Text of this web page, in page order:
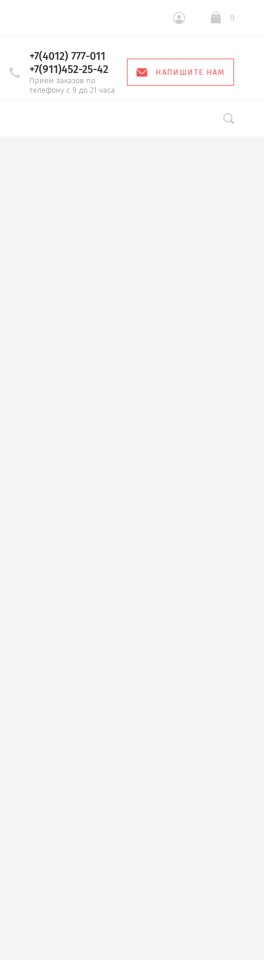
0
+7(4012) 777-011
+7(911)452-25-42
Прием заказов по
телефону с 9 до 21 часа
НАПИШИТЕ НАМ